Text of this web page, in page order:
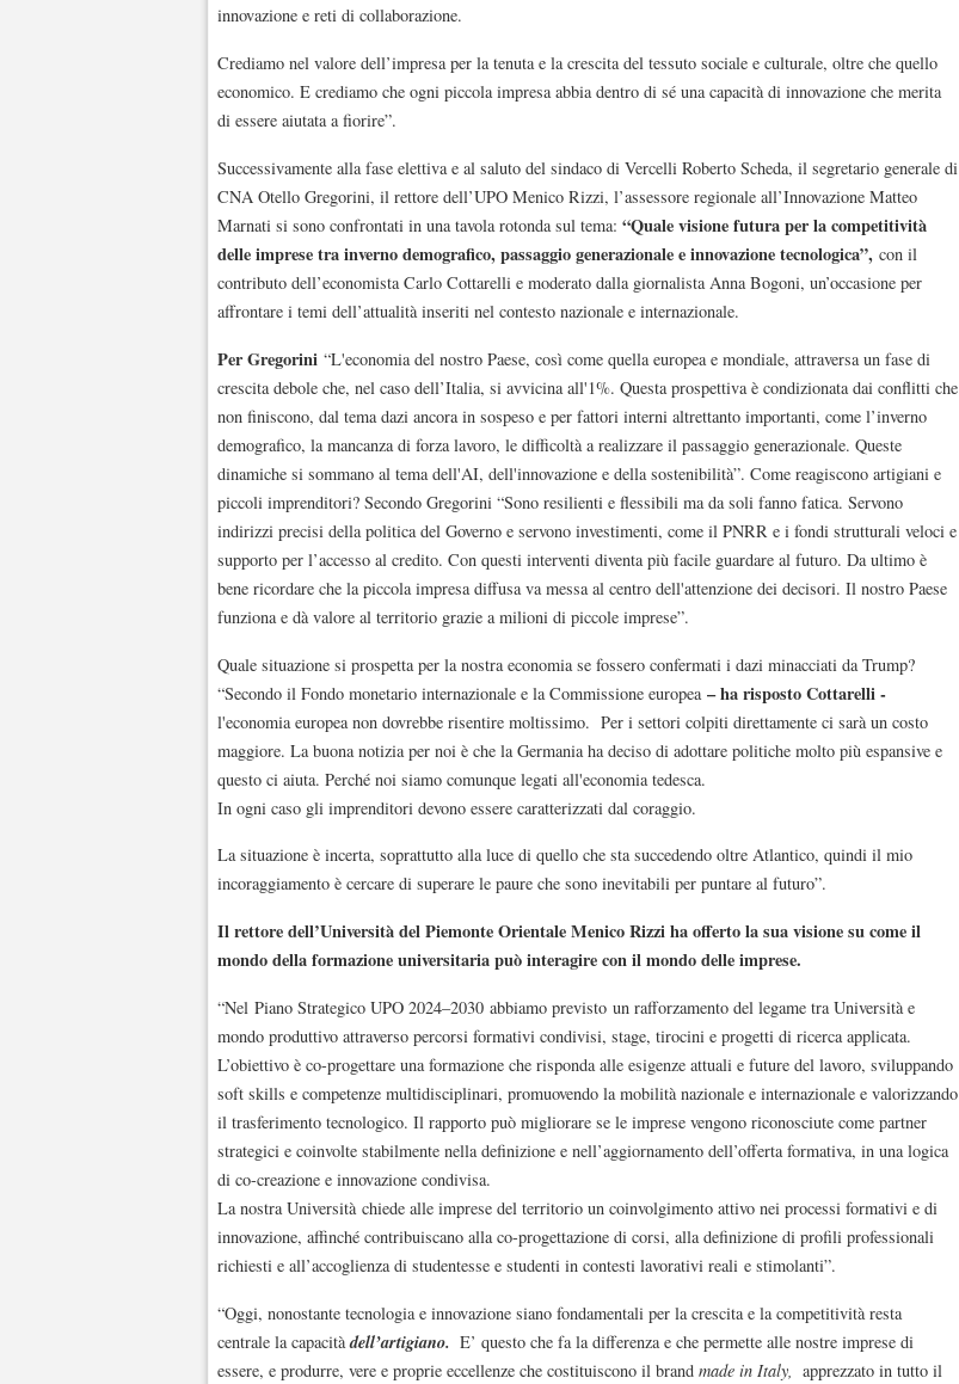
innovazione e reti di collaborazione.
Crediamo nel valore dell’impresa per la tenuta e la crescita del tessuto sociale e culturale, oltre che quello
economico. E crediamo che ogni piccola impresa abbia dentro di sé una capacità di innovazione che merita
di essere aiutata a fiorire”.
Successivamente alla fase elettiva e al saluto del sindaco di Vercelli Roberto Scheda, il segretario generale di
CNA Otello Gregorini, il rettore dell’UPO Menico Rizzi, l’assessore regionale all’Innovazione Matteo
Marnati si sono confrontati in una tavola rotonda sul tema: “Quale visione futura per la competitività
delle imprese tra inverno demografico, passaggio generazionale e innovazione tecnologica”, con il
contributo dell’economista Carlo Cottarelli e moderato dalla giornalista Anna Bogoni, un’occasione per
affrontare i temi dell’attualità inseriti nel contesto nazionale e internazionale.
Per Gregorini “L'economia del nostro Paese, così come quella europea e mondiale, attraversa un fase di
crescita debole che, nel caso dell’Italia, si avvicina all'1%. Questa prospettiva è condizionata dai conflitti che
non finiscono, dal tema dazi ancora in sospeso e per fattori interni altrettanto importanti, come l’inverno
demografico, la mancanza di forza lavoro, le difficoltà a realizzare il passaggio generazionale. Queste
dinamiche si sommano al tema dell'AI, dell'innovazione e della sostenibilità”. Come reagiscono artigiani e
piccoli imprenditori? Secondo Gregorini “Sono resilienti e flessibili ma da soli fanno fatica. Servono
indirizzi precisi della politica del Governo e servono investimenti, come il PNRR e i fondi strutturali veloci e
supporto per l’accesso al credito. Con questi interventi diventa più facile guardare al futuro. Da ultimo è
bene ricordare che la piccola impresa diffusa va messa al centro dell'attenzione dei decisori. Il nostro Paese
funziona e dà valore al territorio grazie a milioni di piccole imprese”.
Quale situazione si prospetta per la nostra economia se fossero confermati i dazi minacciati da Trump?
“Secondo il Fondo monetario internazionale e la Commissione europea– ha risposto Cottarelli -
l'economia europea non dovrebbe risentire moltissimo. Per i settori colpiti direttamente ci sarà un costo
maggiore. La buona notizia per noi è che la Germania ha deciso di adottare politiche molto più espansive e
questo ci aiuta. Perché noi siamo comunque legati all'economia tedesca.
In ogni caso gli imprenditori devono essere caratterizzati dal coraggio.
La situazione è incerta, soprattutto alla luce di quello che sta succedendo oltre Atlantico, quindi il mio
incoraggiamento è cercare di superare le paure che sono inevitabili per puntare al futuro”.
Il rettore dell’Università del Piemonte Orientale Menico Rizzi ha offerto la sua visione su come il
mondo della formazione universitaria può interagire con il mondo delle imprese.
“Nel Piano Strategico UPO 2024–2030 abbiamo previsto un rafforzamento del legame tra Università e
mondo produttivo attraverso percorsi formativi condivisi, stage, tirocini e progetti di ricerca applicata.
L’obiettivo è co-progettare una formazione che risponda alle esigenze attuali e future del lavoro, sviluppando
soft skills e competenze multidisciplinari, promuovendo la mobilità nazionale e internazionale e valorizzando
il trasferimento tecnologico. Il rapporto può migliorare se le imprese vengono riconosciute come partner
strategici e coinvolte stabilmente nella definizione e nell’aggiornamento dell’offerta formativa, in una logica
di co-creazione e innovazione condivisa.
La nostra Università chiede alle imprese del territorio un coinvolgimento attivo nei processi formativi e di
innovazione, affinché contribuiscano alla co-progettazione di corsi, alla definizione di profili professionali
richiesti e all’accoglienza di studentesse e studenti in contesti lavorativi reali e stimolanti”.
“Oggi, nonostante tecnologia e innovazione siano fondamentali per la crescita e la competitività resta
centrale la capacitàdell’artigiano. E’ questo che fa la differenza e che permette alle nostre imprese di
essere, e produrre, vere e proprie eccellenze che costituiscono il brand made in Italy, apprezzato in tutto il